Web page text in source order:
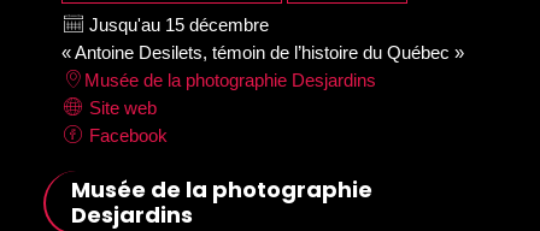
Jusqu'au 15 décembre
« Antoine Desilets, témoin de l’histoire du Québec »
Musée de la photographie Desjardins
Site web
Facebook
Musée de la photographie
Desjardins